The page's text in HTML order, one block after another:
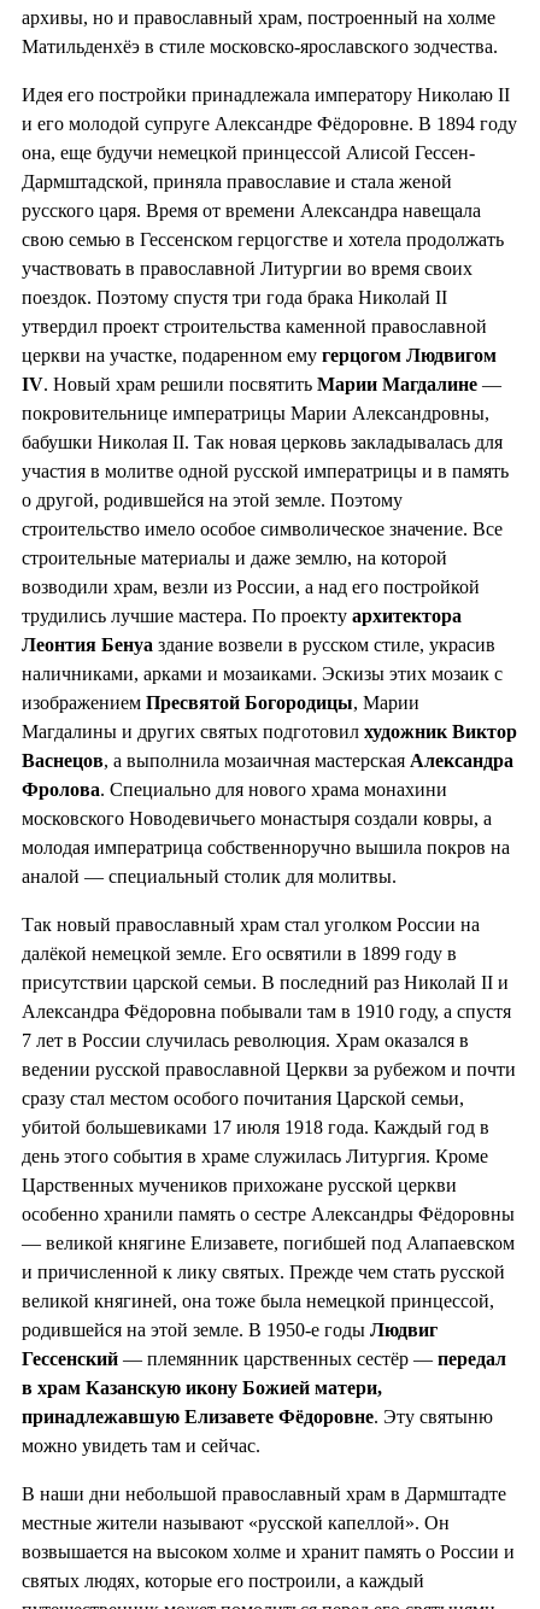
архивы, но и православный храм, построенный на холме
Матильденхёэ в стиле московско-ярославского зодчества.
Идея его постройки принадлежала императору Николаю II
и его молодой супруге Александре Фёдоровне. В 1894 году
она, еще будучи немецкой принцессой Алисой Гессен-
Дармштадской, приняла православие и стала женой
русского царя. Время от времени Александра навещала
свою семью в Гессенском герцогстве и хотела продолжать
участвовать в православной Литургии во время своих
поездок. Поэтому спустя три года брака Николай II
утвердил проект строительства каменной православной
церкви на участке, подаренном ему герцогом Людвигом
IV. Новый храм решили посвятить Марии Магдалине —
покровительнице императрицы Марии Александровны,
бабушки Николая II. Так новая церковь закладывалась для
участия в молитве одной русской императрицы и в память
о другой, родившейся на этой земле. Поэтому
строительство имело особое символическое значение. Все
строительные материалы и даже землю, на которой
возводили храм, везли из России, а над его постройкой
трудились лучшие мастера. По проекту архитектора
Леонтия Бенуа здание возвели в русском стиле, украсив
наличниками, арками и мозаиками. Эскизы этих мозаик с
изображением Пресвятой Богородицы, Марии
Магдалины и других святых подготовил художник Виктор
Васнецов, а выполнила мозаичная мастерская Александра
Фролова. Специально для нового храма монахини
московского Новодевичьего монастыря создали ковры, а
молодая императрица собственноручно вышила покров на
аналой — специальный столик для молитвы.
Так новый православный храм стал уголком России на
далёкой немецкой земле. Его освятили в 1899 году в
присутствии царской семьи. В последний раз Николай II и
Александра Фёдоровна побывали там в 1910 году, а спустя
7 лет в России случилась революция. Храм оказался в
ведении русской православной Церкви за рубежом и почти
сразу стал местом особого почитания Царской семьи,
убитой большевиками 17 июля 1918 года. Каждый год в
день этого события в храме служилась Литургия. Кроме
Царственных мучеников прихожане русской церкви
особенно хранили память о сестре Александры Фёдоровны
— великой княгине Елизавете, погибшей под Алапаевском
и причисленной к лику святых. Прежде чем стать русской
великой княгиней, она тоже была немецкой принцессой,
родившейся на этой земле. В 1950-е годы Людвиг
Гессенский — племянник царственных сестёр — передал
в храм Казанскую икону Божией матери,
принадлежавшую Елизавете Фёдоровне. Эту святыню
можно увидеть там и сейчас.
В наши дни небольшой православный храм в Дармштадте
местные жители называют «русской капеллой». Он
возвышается на высоком холме и хранит память о России и
святых людях, которые его построили, а каждый